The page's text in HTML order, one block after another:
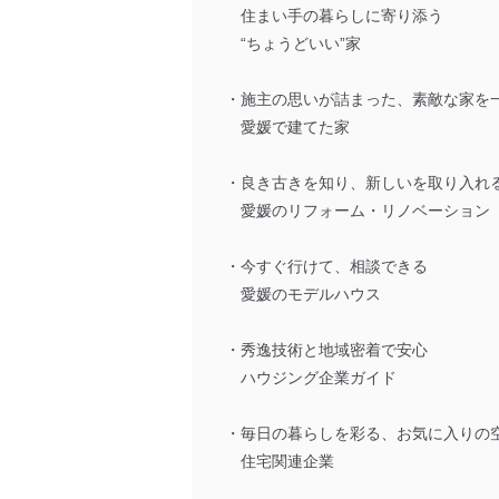
住まい手の暮らしに寄り添う
“ちょうどいい”家
・施主の思いが詰まった、素敵な家を
愛媛で建てた家
・良き古きを知り、新しいを取り入れ
愛媛のリフォーム・リノベーション
・今すぐ行けて、相談できる
愛媛のモデルハウス
・秀逸技術と地域密着で安心
ハウジング企業ガイド
・毎日の暮らしを彩る、お気に入りの
住宅関連企業